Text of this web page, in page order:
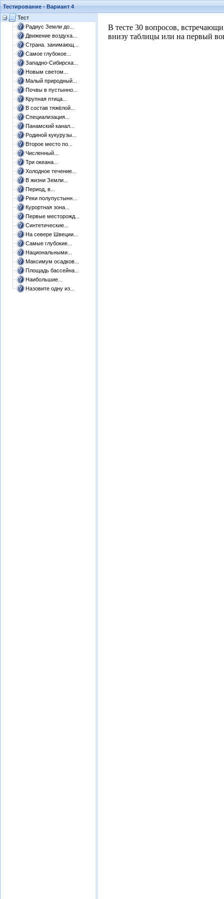
Тестирование - Вариант 4
Тест
Радиус Земли до...
Движение воздуха...
Страна. занимающ...
Самое глубокое...
Западно-Сибирска...
Новым светом...
Малый природный...
Почвы в пустынно...
Крупная птица...
В состав тяжёлой...
Специализация...
Панамский канал...
Родиной кукурузы...
Второе место по...
Численный...
Три океана...
Холодное течение...
В жизни Земли...
Период, в...
Реки полупустынн...
Курортная зона...
Первые месторожд...
Синтетические...
На севере Швеции...
Самые глубокие...
Национальными...
Максимум осадков...
Площадь бассейна...
Наибольшие...
Назовите одну из...
​В тесте 30 вопросов,
внизу таблицы или на первый